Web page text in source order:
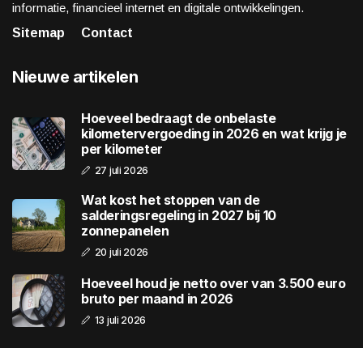
informatie, financieel internet en digitale ontwikkelingen.
Sitemap
Contact
Nieuwe artikelen
Hoeveel bedraagt de onbelaste
kilometervergoeding in 2026 en wat krijg je
per kilometer
27 juli 2026
Wat kost het stoppen van de
salderingsregeling in 2027 bij 10
zonnepanelen
20 juli 2026
Hoeveel houd je netto over van 3.500 euro
bruto per maand in 2026
13 juli 2026